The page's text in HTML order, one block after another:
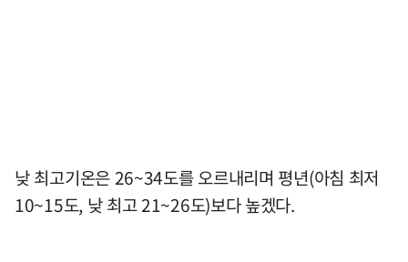
낮 최고기온은 26~34도를 오르내리며 평년(아침 최저
10~15도, 낮 최고 21~26도)보다 높겠다.